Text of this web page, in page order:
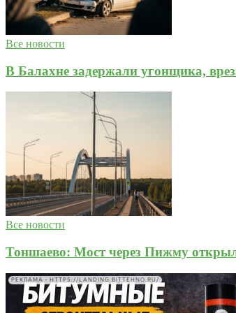
Все новости
В Балахне задержали угонщика,
Все новости
Тоншаево: Мост через Пижму
РЕКЛАМА • HTTPS://LANDING.BITTEHNO.RU/